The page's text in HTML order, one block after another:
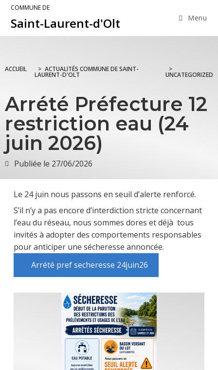
COMMUNE DE
Saint-Laurent-d'Olt Menu
ACCUEIL > ACTUALITÉS COMMUNE DE SAINT-
LAURENT-D'OLT
>
UNCATEGORIZED
Arrété Préfecture 12
restriction eau (24
juin 2026)
Publiée le 27/06/2026
Le 24 juin nous passons en seuil d’alerte renforcé.
S’il n’y a pas encore d’interdiction stricte concernant
l’eau du réseau, nous sommes dores et déjà tous
invités à adopter des comportements responsables
pour anticiper une sécheresse annoncée.
Arrété pref secheresse 24juin26